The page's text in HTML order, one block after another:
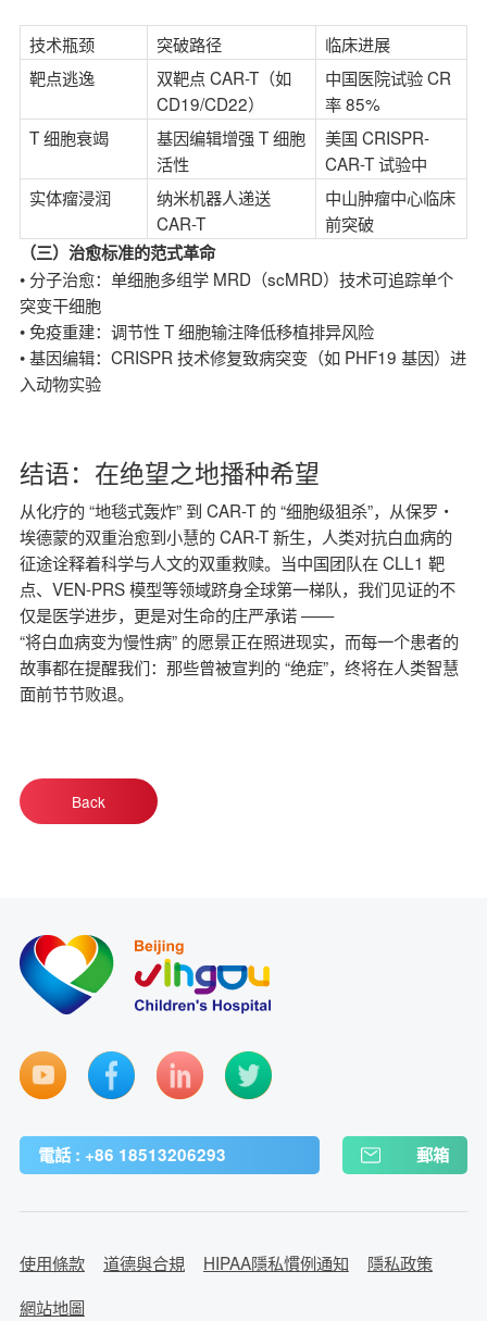
技术瓶颈 突破路径
临床进展
靶点逃逸
双靶点 CAR-T（如
CD19/CD22）
中国医院试验 CR
率 85%
T 细胞衰竭
基因编辑增强 T 细胞
活性
美国 CRISPR-
CAR-T 试验中
实体瘤浸润
纳米机器人递送
CAR-T
中山肿瘤中心临床
前突破
（三）治愈标准的范式革命
• 分子治愈：单细胞多组学 MRD（scMRD）技术可追踪单个
突变干细胞
• 免疫重建：调节性 T 细胞输注降低移植排异风险
• 基因编辑：CRISPR 技术修复致病突变（如 PHF19 基因）进
入动物实验
结语：在绝望之地播种希望
从化疗的 “地毯式轰炸” 到 CAR-T 的 “细胞级狙杀”，从保罗・
埃德蒙的双重治愈到小慧的 CAR-T 新生，人类对抗白血病的
征途诠释着科学与人文的双重救赎。当中国团队在 CLL1 靶
点、VEN-PRS 模型等领域跻身全球第一梯队，我们见证的不
仅是医学进步，更是对生命的庄严承诺 ——
“将白血病变为慢性病” 的愿景正在照进现实，而每一个患者的
故事都在提醒我们：那些曾被宣判的 “绝症”，终将在人类智慧
面前节节败退。
Back
電話 : +86 18513206293 郵箱
使用條款 道德與合規 HIPAA隱私慣例通知
隱私政策
網站地圖